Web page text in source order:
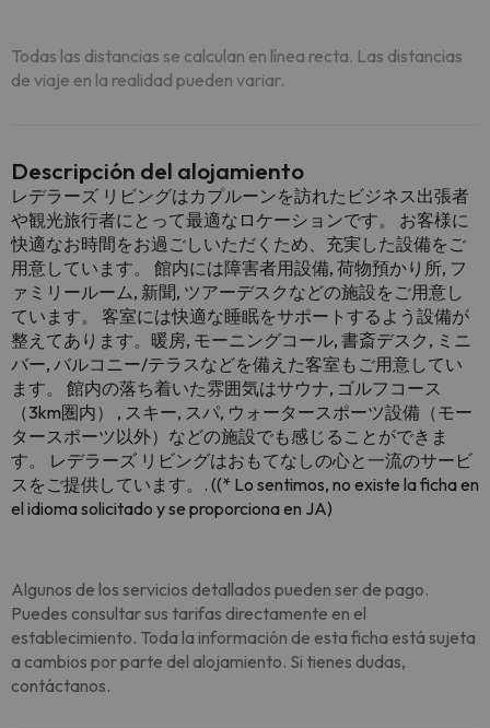
Todas las distancias se calculan en línea recta. Las distancias
de viaje en la realidad pueden variar.
Descripción del alojamiento
レデラーズ リビングはカプルーンを訪れたビジネス出張者
や観光旅行者にとって最適なロケーションです。 お客様に
快適なお時間をお過ごしいただくため、充実した設備をご
用意しています。 館内には障害者用設備, 荷物預かり所, フ
ァミリールーム, 新聞, ツアーデスクなどの施設をご用意し
ています。 客室には快適な睡眠をサポートするよう設備が
整えてあります。暖房, モーニングコール, 書斎デスク, ミニ
バー, バルコニー/テラスなどを備えた客室もご用意してい
ます。 館内の落ち着いた雰囲気はサウナ, ゴルフコース
（3km圏内） , スキー, スパ, ウォータースポーツ設備（モー
タースポーツ以外）などの施設でも感じることができま
す。 レデラーズ リビングはおもてなしの心と一流のサービ
スをご提供しています。. ((* Lo sentimos, no existe la ficha en
el idioma solicitado y se proporciona en JA)
Algunos de los servicios detallados pueden ser de pago.
Puedes consultar sus tarifas directamente en el
establecimiento. Toda la información de esta ficha está sujeta
a cambios por parte del alojamiento. Si tienes dudas,
contáctanos.